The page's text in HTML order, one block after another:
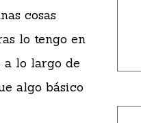
cosas
lo tengo en
a lo largo de
algo básico